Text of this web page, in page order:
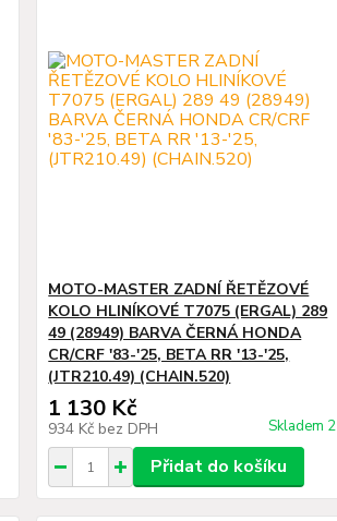
MOTO-MASTER ZADNÍ ŘETĚZOVÉ
KOLO HLINÍKOVÉ T7075 (ERGAL) 289
49 (28949) BARVA ČERNÁ HONDA
CR/CRF '83-'25, BETA RR '13-'25,
(JTR210.49) (CHAIN.520)
1 130 Kč
934 Kč bez DPH Skladem 2
Přidat do košíku